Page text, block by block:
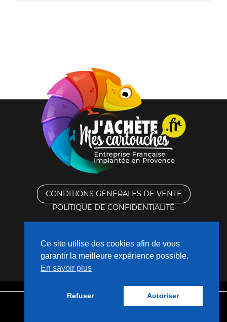
CONDITIONS GÉNÉRALES DE VENTE
POLITIQUE DE CONFIDENTIALITÉ
CONTACTEZ-NOUS
Mentions légales
Ce site utilise des cookies afin de vous
garantir la meilleure expérience possible.
En savoir plus
Refuser Autoriser